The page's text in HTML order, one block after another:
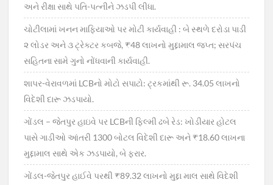
અને રીક્ષા સાથે પતિ-પત્નીને ઝડપી લીધા.
ચોટીલામાં ખનન માફિયાઓ પર મોટી કાર્યવાહી : બે સ્થળે દરોડા પાડી
૨ લોડર અને ૩ ટ્રેક્ટર કબજે, ₹48 લાખનો મુદ્દામાલ જપ્ત; સરપંચ
સહિતના સામે ગુનો નોંધવાની કાર્યવાહી.
શાપર-વેરાવળમાં LCBનો મોટો સપાટો: ટ્રકમાંથી રૂ. 34.05 લાખનો
વિદેશી દારૂ ઝડપાયો.
ગોંડલ – જેતપુર હાઇવે પર LCBની ફિલ્મી ઢબે રેડ: ખોડીયાર હોટલ
પાસે ગાડીઓ આંતરી 1300 બોટલ વિદેશી દારૂ અને ₹18.60 લાખના
મુદ્દામાલ સાથે એક ઝડપાયો, બે ફરાર.
ગોંડલ-જેતપુર હાઈવે પરથી ₹89.32 લાખનો મુદ્દા માલ સાથે વિદેશી